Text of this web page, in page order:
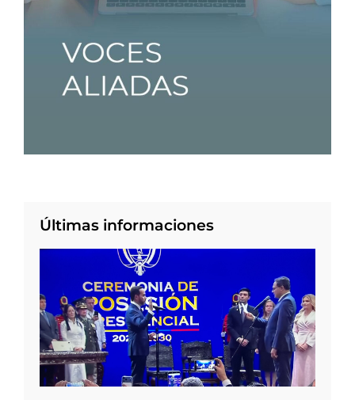
Últimas informaciones